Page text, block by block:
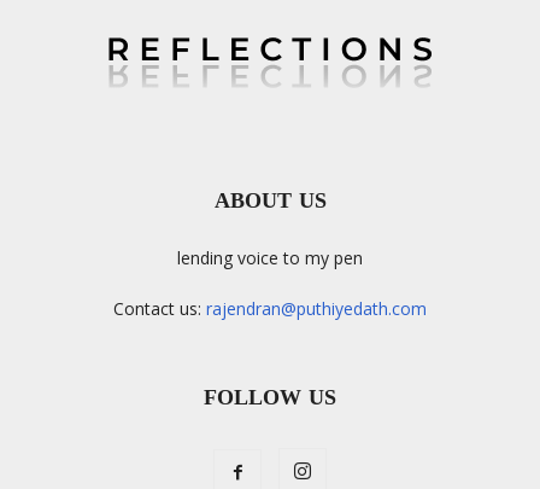
ABOUT US
lending voice to my pen
Contact us: rajendran@puthiyedath.com
FOLLOW US